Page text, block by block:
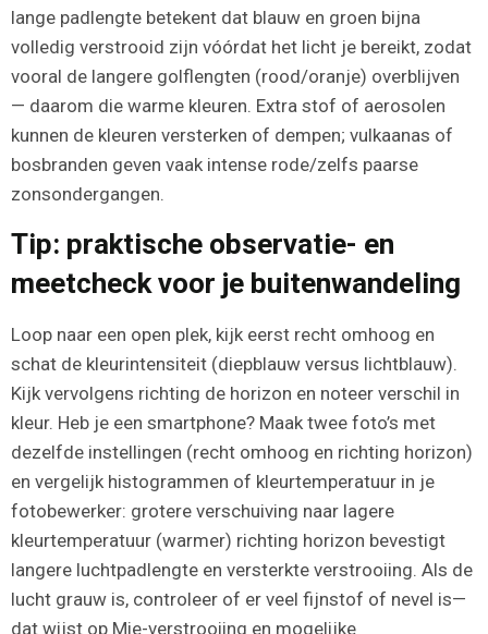
lange padlengte betekent dat blauw en groen bijna
volledig verstrooid zijn vóórdat het licht je bereikt, zodat
vooral de langere golflengten (rood/oranje) overblijven
— daarom die warme kleuren. Extra stof of aerosolen
kunnen de kleuren versterken of dempen; vulkaanas of
bosbranden geven vaak intense rode/zelfs paarse
zonsondergangen.
Tip: praktische observatie- en
meetcheck voor je buitenwandeling
Loop naar een open plek, kijk eerst recht omhoog en
schat de kleurintensiteit (diepblauw versus lichtblauw).
Kijk vervolgens richting de horizon en noteer verschil in
kleur. Heb je een smartphone? Maak twee foto’s met
dezelfde instellingen (recht omhoog en richting horizon)
en vergelijk histogrammen of kleurtemperatuur in je
fotobewerker: grotere verschuiving naar lagere
kleurtemperatuur (warmer) richting horizon bevestigt
langere luchtpadlengte en versterkte verstrooiing. Als de
lucht grauw is, controleer of er veel fijnstof of nevel is—
dat wijst op Mie-verstrooiing en mogelijke